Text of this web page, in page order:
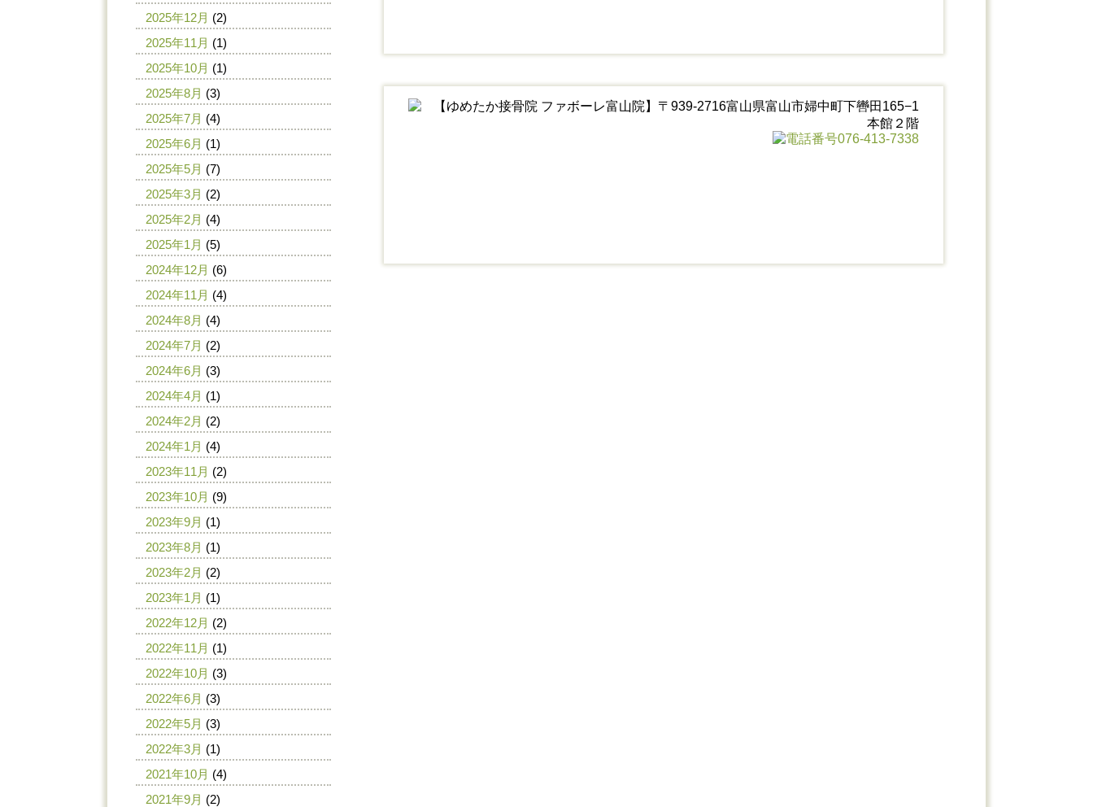
2025年12月 (2)
2025年11月 (1)
2025年10月 (1)
2025年8月 (3)
2025年7月 (4)
2025年6月 (1)
2025年5月 (7)
2025年3月 (2)
2025年2月 (4)
2025年1月 (5)
2024年12月 (6)
2024年11月 (4)
2024年8月 (4)
2024年7月 (2)
2024年6月 (3)
2024年4月 (1)
2024年2月 (2)
2024年1月 (4)
2023年11月 (2)
2023年10月 (9)
2023年9月 (1)
2023年8月 (1)
2023年2月 (2)
2023年1月 (1)
2022年12月 (2)
2022年11月 (1)
2022年10月 (3)
2022年6月 (3)
2022年5月 (3)
2022年3月 (1)
2021年10月 (4)
2021年9月 (2)